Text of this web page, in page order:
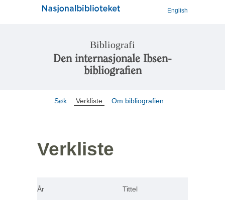
English
Bibliografi
Den internasjonale Ibsen-
bibliografien
Søk Verkliste Om bibliografien
Verkliste
År Tittel